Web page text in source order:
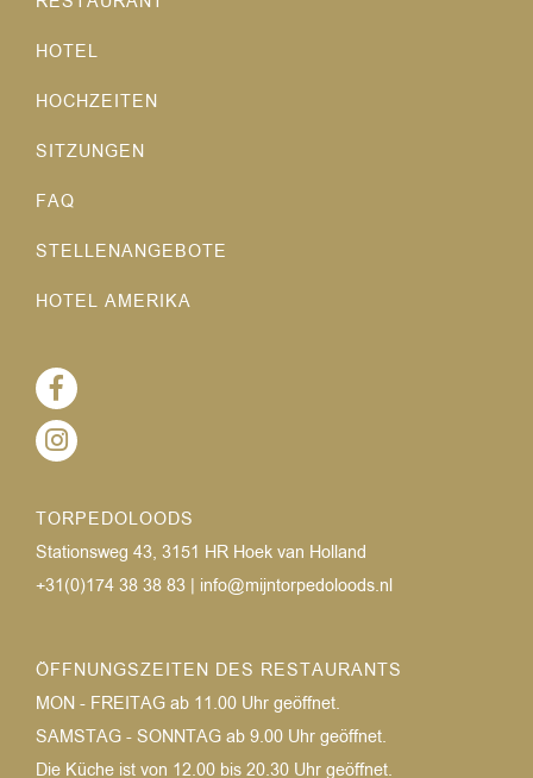
HOTEL
HOCHZEITEN
SITZUNGEN
FAQ
STELLENANGEBOTE
HOTEL AMERIKA
TORPEDOLOODS
Stationsweg 43, 3151 HR Hoek van Holland
+31(0)174 38 38 83 | info@mijntorpedoloods.nl
ÖFFNUNGSZEITEN DES RESTAURANTS
MON - FREITAGab 11.00 Uhr geöffnet.
SAMSTAG - SONNTAGab 9.00 Uhr geöffnet.
Die Küche ist von 12.00 bis 20.30 Uhr geöffnet.